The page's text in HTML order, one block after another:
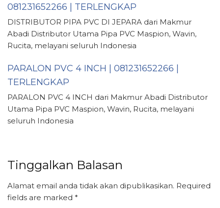
081231652266 | TERLENGKAP
DISTRIBUTOR PIPA PVC DI JEPARA dari Makmur
Abadi Distributor Utama Pipa PVC Maspion, Wavin,
Rucita, melayani seluruh Indonesia
PARALON PVC 4 INCH | 081231652266 |
TERLENGKAP
PARALON PVC 4 INCH dari Makmur Abadi Distributor
Utama Pipa PVC Maspion, Wavin, Rucita, melayani
seluruh Indonesia
Tinggalkan Balasan
Alamat email anda tidak akan dipublikasikan. Required
fields are marked *